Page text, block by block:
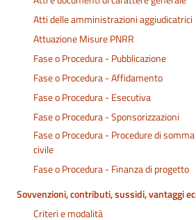
Atti delle amministrazioni aggiudicatrici
Attuazione Misure PNRR
Fase o Procedura - Pubblicazione
Fase o Procedura - Affidamento
Fase o Procedura - Esecutiva
Fase o Procedura - Sponsorizzazioni
Fase o Procedura - Procedure di
civile
Fase o Procedura - Finanza di progetto
Sovvenzioni, contributi, sussidi, vantaggi
Criteri e modalità